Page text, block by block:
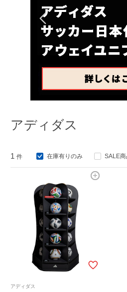
アディダス
1 件 在庫有りのみ SALE商
アディダス